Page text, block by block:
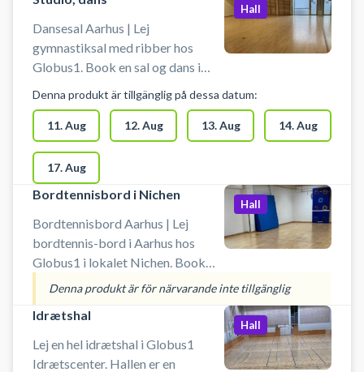
Dansesal Aarhus | Lej
gymnastiksal med ribber hos
Globus1. Book en sal og dans i
m. Der er spejle på endevæggen i
dansesalen. Udstyr skal man selv
medbringe. Man skal bruge
indendørs sko. Boldspil er ikke
tilladt.
Hall
Denna produkt är tillgänglig på dessa datum:
11. Aug 12. Aug 13. Aug 14. Aug
17. Aug
Bordtennisbord i Nichen
Bordtennisbord Aarhus | Lej
bordtennis-bord i Aarhus hos
Globus1 i lokalet Nichen. Book
bordtennisbord og spil bordtennis
i Aarhus. Anlægget er bemandet.
Der skal bruges indendørssko. Der
er omklædningsrum. Prisen er inkl.
leje af bat og bolde.
Hall
Denna produkt är för närvarande inte tillgänglig
Idrætshal
Lej en hel idrætshal i Globus1
Idrætscenter. Hallen er en
Hall